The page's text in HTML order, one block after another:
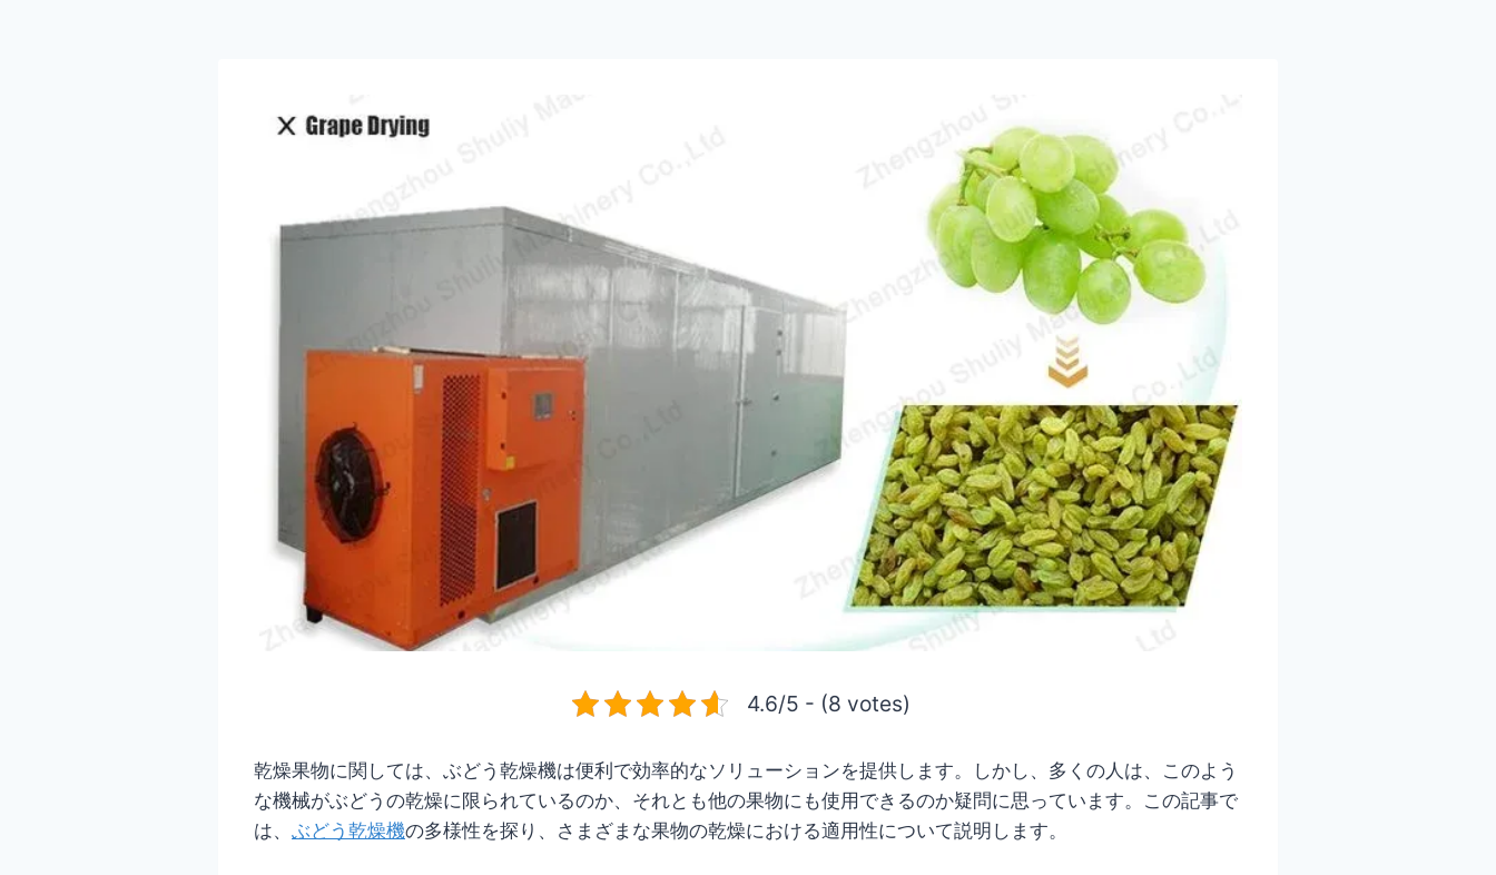
4.6/5 - (8 votes)
乾燥果物に関しては、ぶどう乾燥機は便利で効率的なソリューションを提供します。しかし、多くの人は、このよう
な機械がぶどうの乾燥に限られているのか、それとも他の果物にも使用できるのか疑問に思っています。この記事で
は、 ぶどう乾燥機の多様性を探り、さまざまな果物の乾燥における適用性について説明します。